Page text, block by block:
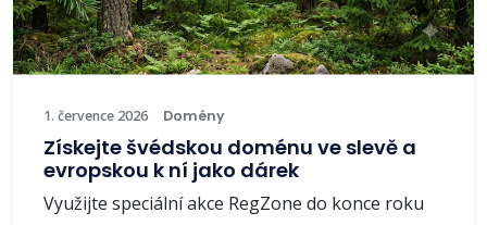
1. července 2026 Domény
Získejte švédskou doménu ve slevě a
evropskou k ní jako dárek
Využijte speciální akce RegZone do konce roku